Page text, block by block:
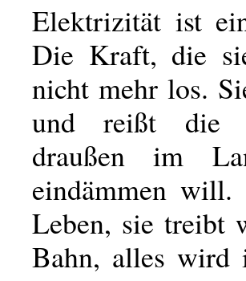
Elektrizität ist
Die Kraft, die
nicht mehr los.
und reißt die
draußen im
eindämmen will.
Leben, sie treibt
Bahn, alles wird